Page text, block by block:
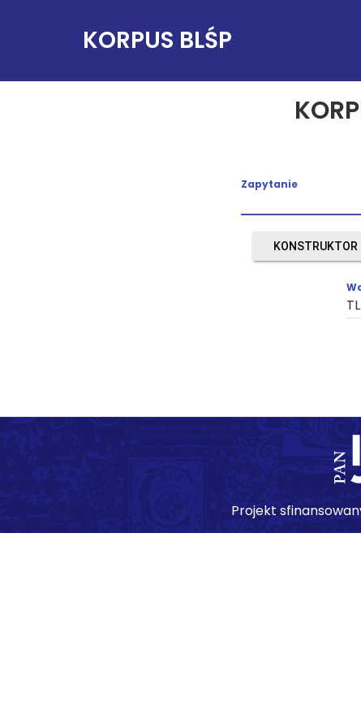
KORPUS BLŚP
Zapytanie
KONSTRUKTOR
Projekt